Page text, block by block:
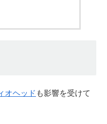
オヘッド も影響を受けて